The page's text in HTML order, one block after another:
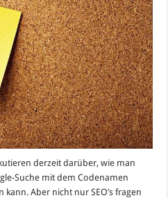
Google
Caffeine
derzeit darüber, wie man
Suche mit dem Codenamen
kann. Aber nicht nur SEO’s fragen